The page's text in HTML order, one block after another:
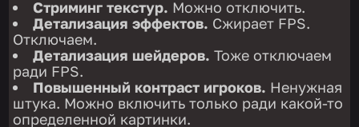
Стриминг текстур. Можно отключить.
Детализация эффектов. Сжирает FPS.
Отключаем.
Детализация шейдеров. Тоже отключаем
ради FPS.
Повышенный контраст игроков. Ненужная
штука. Можно включить только ради какой-то
определенной картинки.